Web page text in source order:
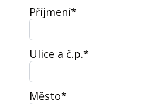
Příjmení*
Ulice a č.p.*
Město*